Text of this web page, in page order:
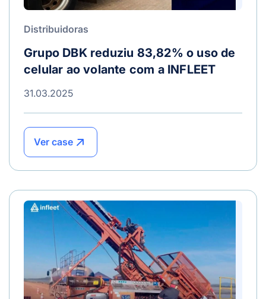
Distribuidoras
Grupo DBK reduziu 83,82% o uso de
celular ao volante com a INFLEET
31.03.2025
Ver case